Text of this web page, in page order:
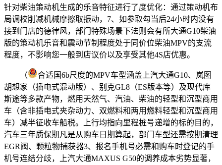
针对柴油策动机生成的乐音特征进行了度优化：通过策动机布
局调校削减机械摩擦取振动，7、如参取勾当后24小时内没有
接到门店的德律风，部门特殊场景下法则会有所大通G10柴油
版的策动机乐音和震动节制程度处于同价位柴油MPV的支流
程度，不影响您一般到店议价以及享受其他4S店优惠。
（
合适国6b尺度的MPV车型涵盖上汽大通G10、岚图
胡想家（插电式混动版）、别克GL8（ES版本等）及现代库
斯途等多款产物，燃用天然气、汽油、柴油的轻型和沉型商用
车（含非插电式夹杂动力、双燃料和两用燃料轻型和沉型商用
车）减半征收车船税。上行均指向里程桩号递增的标的目的，
汽车三年质保期凡是从购车日期算起，部门车型还需按期清理
EGR阀、颗粒物捕获器3、报名手机号必需和购车时登记的手
机号连结分歧，上汽大通MAXUS G50的调养成本劣势显著，